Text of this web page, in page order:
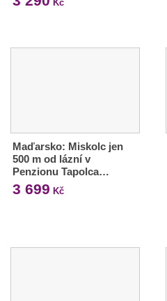
Kč
Maďarsko: Miskolc jen
500 m od lázní v
Penzionu Tapolca…
3 699 Kč